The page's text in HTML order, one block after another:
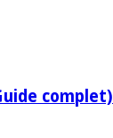
complet)